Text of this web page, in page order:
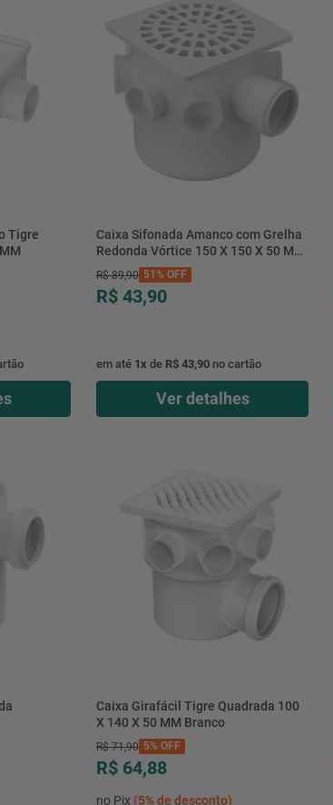
Tigre
Caixa Sifonada Amanco com Grelha
Redonda Vórtice 150 X 150 X 50 MM
Cromado
R$ 89,90 51%OFF
R$ 43,90
em até 1x de R$ 43,90no cartão
Ver detalhes
Caixa Girafácil Tigre Quadrada 100
X 140 X 50 MM Branco
R$ 71,90 5%OFF
R$ 64,88
no Pix (5%de desconto)